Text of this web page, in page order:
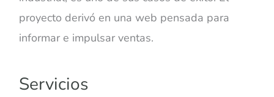
proyecto derivó en una web pensada para
informar e impulsar ventas.
Servicios